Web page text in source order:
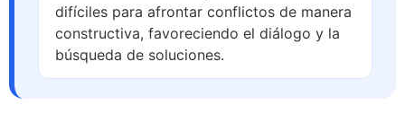
difíciles para afrontar conflictos de manera
constructiva, favoreciendo el diálogo y la
búsqueda de soluciones.